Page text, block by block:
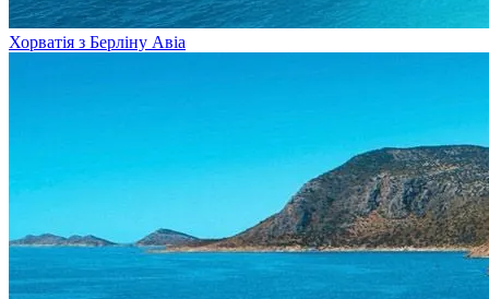
Хорватія з Берліну Авіа